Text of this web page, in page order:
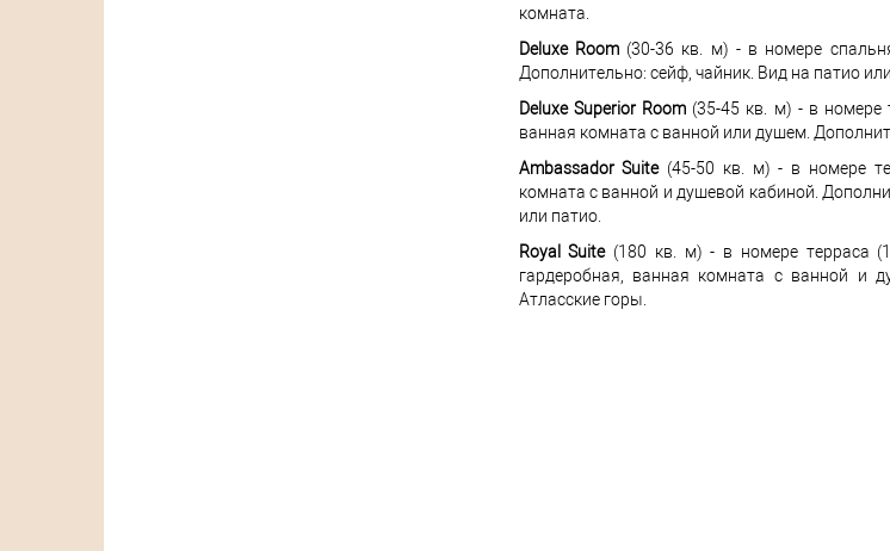
комната.
Deluxe Room(30-36 кв. м) - в номере
Дополнительно: сейф, чайник. Вид на патио или
Deluxe Superior Room(35-45 кв. м) - в номере
ванная комната с ванной или душем.
Ambassador Suite(45-50 кв. м) - в номере
комната с ванной и душевой кабиной.
или патио.
Royal Suite(180 кв. м) - в номере терраса
гардеробная, ванная комната с ванной и
Атласские горы.